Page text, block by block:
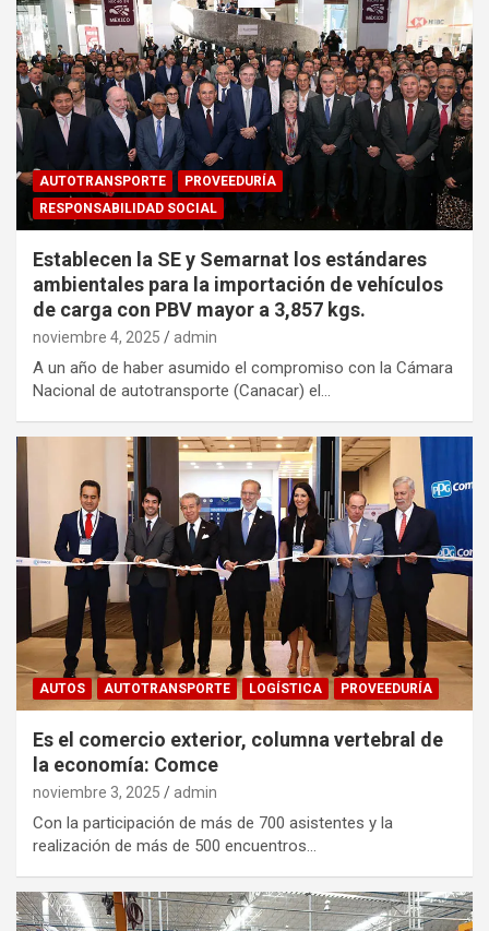
AUTOTRANSPORTE
PROVEEDURÍA
RESPONSABILIDAD SOCIAL
Establecen la SE y Semarnat los estándares
ambientales para la importación de vehículos
de carga con PBV mayor a 3,857 kgs.
noviembre 4, 2025 admin
A un año de haber asumido el compromiso con la Cámara
Nacional de autotransporte (Canacar) el…
AUTOS AUTOTRANSPORTE LOGÍSTICA PROVEEDURÍA
Es el comercio exterior, columna vertebral de
la economía: Comce
noviembre 3, 2025 admin
Con la participación de más de 700 asistentes y la
realización de más de 500 encuentros…